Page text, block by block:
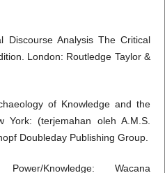
Discourse Analysis The Critical
London: Routledge Taylor &
of Knowledge and the
York: (terjemahan oleh A.M.S.
Doubleday Publishing Group.
Knowledge: Wacana